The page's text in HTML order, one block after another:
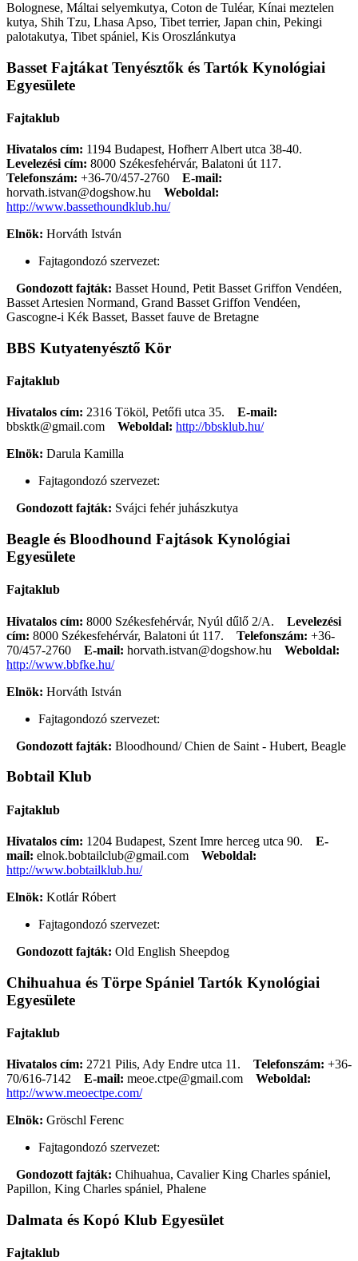
Bolognese, Máltai selyemkutya, Coton de Tuléar, Kínai meztelen
kutya, Shih Tzu, Lhasa Apso, Tibet terrier, Japan chin, Pekingi
palotakutya, Tibet spániel, Kis Oroszlánkutya
Basset Fajtákat Tenyésztők és Tartók Kynológiai
Egyesülete
Fajtaklub
Hivatalos cím: 1194 Budapest, Hofherr Albert utca 38-40.
Levelezési cím: 8000 Székesfehérvár, Balatoni út 117.
Telefonszám: +36-70/457-2760
E-mail:
horvath.istvan@dogshow.hu
Weboldal:
http://www.bassethoundklub.hu/
Elnök: Horváth István
Fajtagondozó szervezet:
Gondozott fajták: Basset Hound, Petit Basset Griffon Vendéen,
Basset Artesien Normand, Grand Basset Griffon Vendéen,
Gascogne-i Kék Basset, Basset fauve de Bretagne
BBS Kutyatenyésztő Kör
Fajtaklub
Hivatalos cím: 2316 Tököl, Petőfi utca 35. E-mail:
bbsktk@gmail.com
Weboldal: http://bbsklub.hu/
Elnök: Darula Kamilla
Fajtagondozó szervezet:
Gondozott fajták: Svájci fehér juhászkutya
Beagle és Bloodhound Fajtások Kynológiai
Egyesülete
Fajtaklub
Hivatalos cím: 8000 Székesfehérvár, Nyúl dűlő 2/A. Levelezési
cím: 8000 Székesfehérvár, Balatoni út 117. Telefonszám: +36-
70/457-2760
E-mail: horvath.istvan@dogshow.hu
Weboldal:
http://www.bbfke.hu/
Elnök: Horváth István
Fajtagondozó szervezet:
Gondozott fajták: Bloodhound/ Chien de Saint - Hubert, Beagle
Bobtail Klub
Fajtaklub
Hivatalos cím: 1204 Budapest, Szent Imre herceg utca 90. E-
mail: elnok.bobtailclub@gmail.com
Weboldal:
http://www.bobtailklub.hu/
Elnök: Kotlár Róbert
Fajtagondozó szervezet:
Gondozott fajták: Old English Sheepdog
Chihuahua és Törpe Spániel Tartók Kynológiai
Egyesülete
Fajtaklub
Hivatalos cím: 2721 Pilis, Ady Endre utca 11. Telefonszám: +36-
70/616-7142
E-mail: meoe.ctpe@gmail.com
Weboldal:
http://www.meoectpe.com/
Elnök: Gröschl Ferenc
Fajtagondozó szervezet:
Gondozott fajták: Chihuahua, Cavalier King Charles spániel,
Papillon, King Charles spániel, Phalene
Dalmata és Kopó Klub Egyesület
Fajtaklub